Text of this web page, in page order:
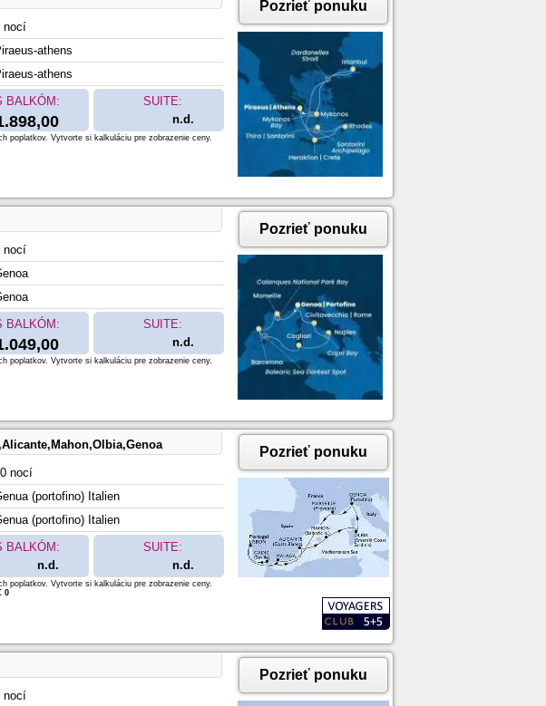
nocí
athens
athens
BALKÓM:
SUITE:
n.d.
Pozrieť ponuku
poplatkov. Vytvorte si kalkuláciu pre zobrazenie ceny.
nocí
BALKÓM:
SUITE:
n.d.
Pozrieť ponuku
poplatkov. Vytvorte si kalkuláciu pre zobrazenie ceny.
nocí
(portofino) Italien
(portofino) Italien
BALKÓM:
n.d.
SUITE:
n.d.
Pozrieť ponuku
poplatkov. Vytvorte si kalkuláciu pre zobrazenie ceny.
0
nocí
Pozrieť ponuku